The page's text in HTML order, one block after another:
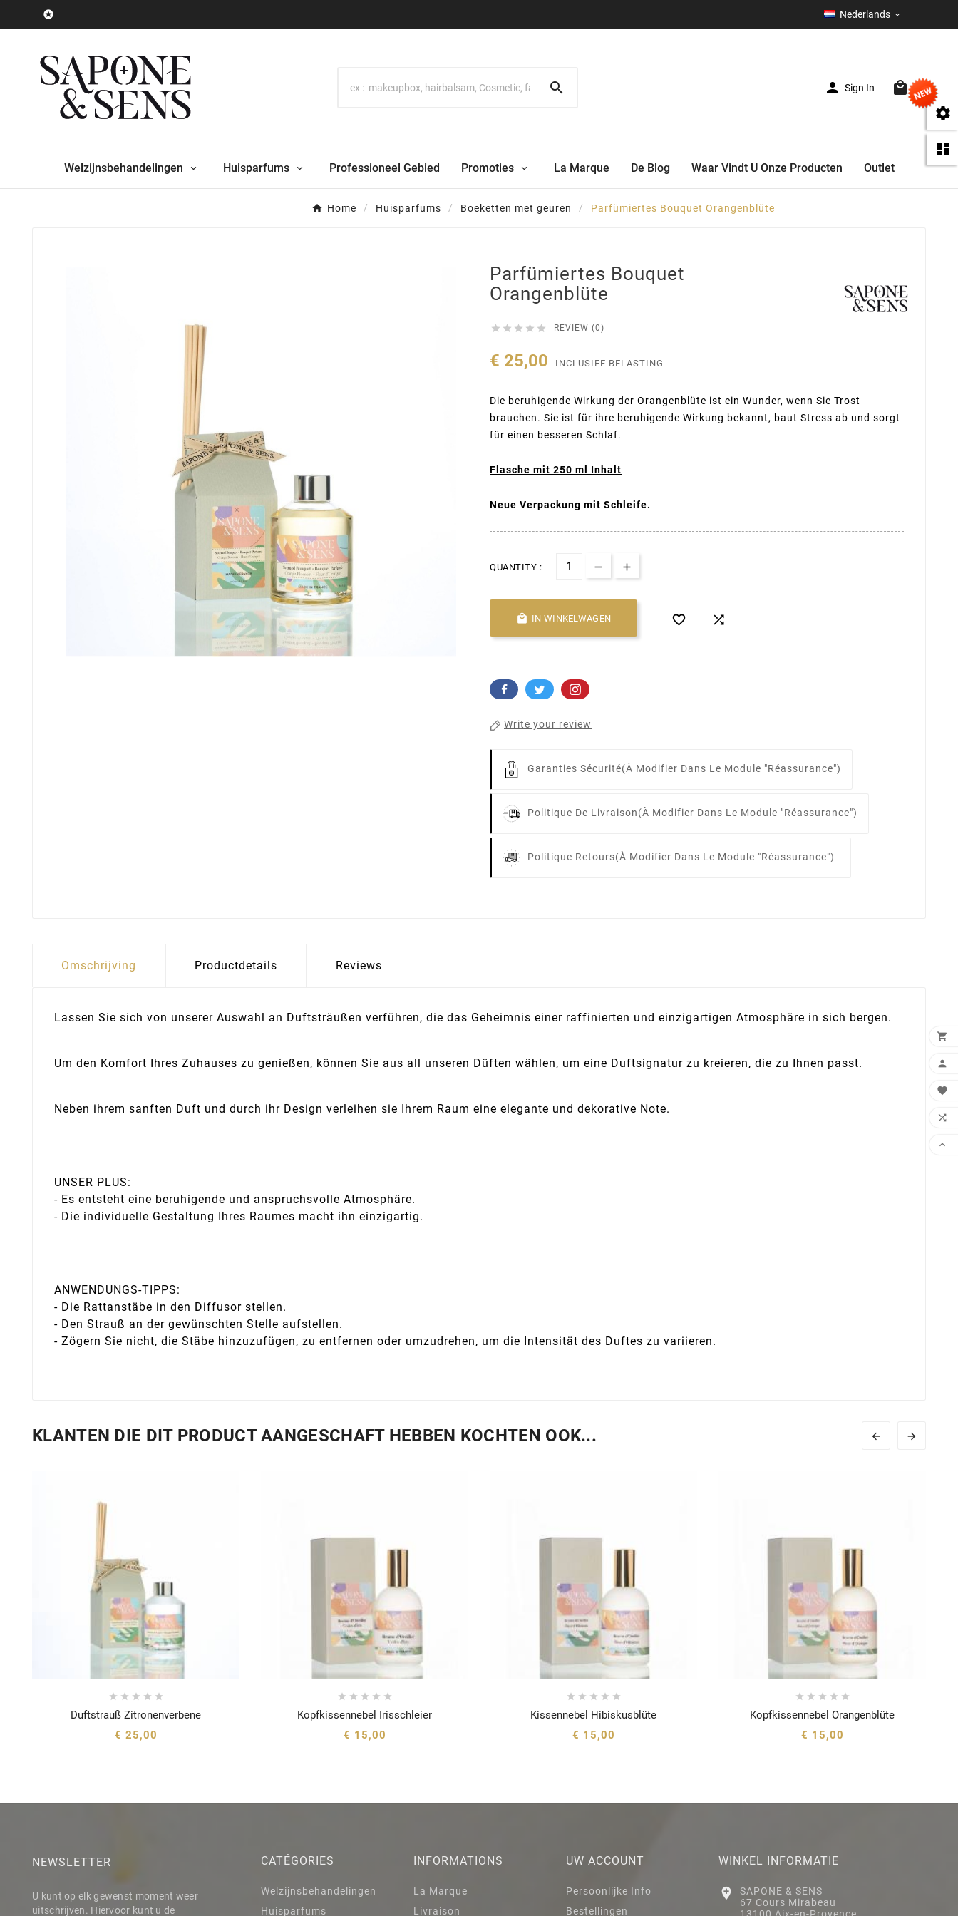


 Nederlands 
  Sign In (0)
Welzijnsbehandelingen Huisparfums Professioneel Gebied Promoties La Marque De Blog Waar Vindt U Onze Producten Outlet
Home Huisparfums Boeketten met geuren Parfümiertes Bouquet Orangenblüte
Parfümiertes Bouquet
Orangenblüte
     REVIEW (0)
€ 25,00 INCLUSIEF BELASTING
Die beruhigende Wirkung der Orangenblüte ist ein Wunder, wenn Sie Trost
brauchen. Sie ist für ihre beruhigende Wirkung bekannt, baut Stress ab und sorgt
für einen besseren Schlaf.
Flasche mit 250 ml Inhalt
Neue Verpackung mit Schleife.
QUANTITY :
 IN WINKELWAGEN  
Write your review
Garanties Sécurité(à Modifier Dans Le Module "Réassurance")
Politique De Livraison(à Modifier Dans Le Module "Réassurance")
Politique Retours(à Modifier Dans Le Module "Réassurance")
Omschrijving Productdetails Reviews
Lassen Sie sich von unserer Auswahl an Duftsträußen verführen, die das Geheimnis einer raffinierten und einzigartigen Atmosphäre in sich bergen.
Um den Komfort Ihres Zuhauses zu genießen, können Sie aus all unseren Düften wählen, um eine Duftsignatur zu kreieren, die zu Ihnen passt.
Neben ihrem sanften Duft und durch ihr Design verleihen sie Ihrem Raum eine elegante und dekorative Note.
UNSER PLUS:
- Es entsteht eine beruhigende und anspruchsvolle Atmosphäre.
- Die individuelle Gestaltung Ihres Raumes macht ihn einzigartig.
ANWENDUNGS-TIPPS:
- Die Rattanstäbe in den Diffusor stellen.
- Den Strauß an der gewünschten Stelle aufstellen.
- Zögern Sie nicht, die Stäbe hinzuzufügen, zu entfernen oder umzudrehen, um die Intensität des Duftes zu variieren.
KLANTEN DIE DIT PRODUCT AANGESCHAFT HEBBEN KOCHTEN OOK...  
    
Duftstrauß Zitronenverbene
€ 25,00
    
Kopfkissennebel Irisschleier

€ 15,00
    
Kissennebel Hibiskusblüte
€ 15,00
    
Kopfkissennebel Orangenblüte

€ 15,00
NEWSLETTER
U kunt op elk gewenst moment weer
uitschrijven. Hiervoor kunt u de
CATÉGORIES
Welzijnsbehandelingen
Huisparfums
INFORMATIONS
La Marque
Livraison
UW ACCOUNT
Persoonlijke Info
Bestellingen
WINKEL INFORMATIE

SAPONE & SENS
67 Cours Mirabeau




